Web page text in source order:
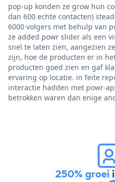
pop-up konden ze grow hun
dan 600 echte contacten)
6000 volgers met behulp van
ze added powr slider als een
snel te laten zien, aangezien
zijn, hoe de producten er in
producten goed zien en gaf
ervaring op locatie. in feite
interactie hadden met powr-
betrokken waren dan enige
250% groei